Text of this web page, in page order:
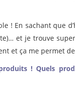
! En sachant que
et je trouve
et ça me permet
! Quels